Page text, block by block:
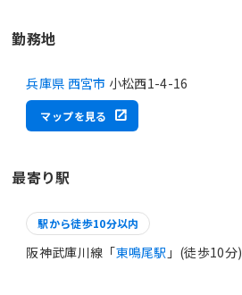
勤務地
兵庫県 西宮市 小松西1-4-16
マップを見る
最寄り駅
駅から徒歩10分以内
阪神武庫川線「東鳴尾駅 」(徒歩10分)